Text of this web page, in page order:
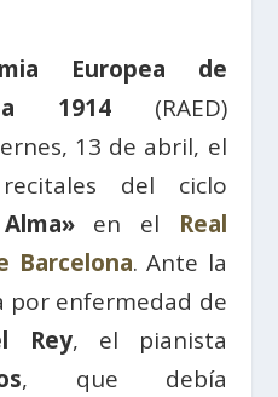
Europea de
1914 (RAED)
13 de abril, el
del ciclo
en el Real
Barcelona. Ante la
por enfermedad de
Rey, el pianista
, que debía